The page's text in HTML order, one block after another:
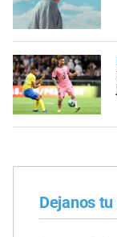
Dejanos